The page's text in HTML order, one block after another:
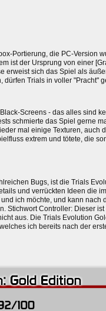
Portierung, die PC-Version
ist der Ursprung von einer
erweist sich das Spiel als
dürfen Trials in voller "Pracht"
Screens - das alles sind
schmierte das Spiel gerne
mal einige Texturen, auch
extrem und tötete, die
Bugs, ist die Trials
und verrückten Ideen die
ich möchte, und kann nach
Stichwort Controller: Dieser
aus. Die Trials Evolution
ich bereits nach der